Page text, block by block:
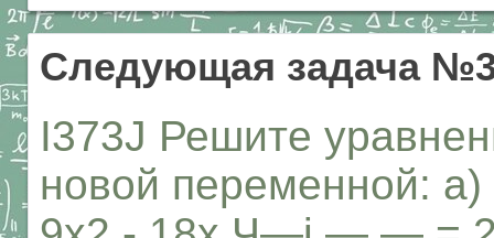
Следующая задача
I373J Решите
новой переменной: